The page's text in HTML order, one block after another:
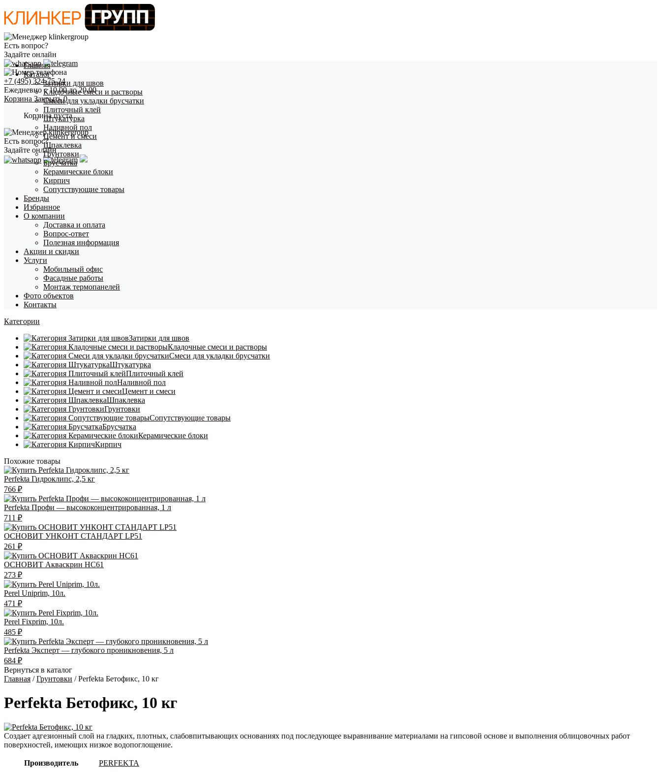
Есть вопрос?
Задайте онлайн
+7 (495) 324-75-24
Ежедневно с 10.00 до 20.00
Корзина Закрыть 0
Корзина пуста
Есть вопрос?
Задайте онлайн
Главная
Каталог
Затирки для швов
Кладочные смеси и растворы
Смеси для укладки брусчатки
Плиточный клей
Штукатурка
Наливной пол
Цемент и смеси
Шпаклевка
Грунтовки
Брусчатка
Керамические блоки
Кирпич
Сопутствующие товары
Бренды
Избранное
О компании
Доставка и оплата
Вопрос-ответ
Полезная информация
Акции и скидки
Услуги
Мобильный офис
Фасадные работы
Монтаж термопанелей
Фото объектов
Контакты
Категории
Затирки для швов
Кладочные смеси и растворы
Смеси для укладки брусчатки
Штукатурка
Плиточный клей
Наливной пол
Цемент и смеси
Шпаклевка
Грунтовки
Сопутствующие товары
Брусчатка
Керамические блоки
Кирпич
Похожие товары
Perfekta Гидроклипс, 2,5 кг
766 ₽
Perfekta Профи — высококонцентрированная, 1 л
711 ₽
ОСНОВИТ УНКОНТ СТАНДАРТ LP51
261 ₽
ОСНОВИТ Акваскрин НС61
273 ₽
Perel Uniprim, 10л.
471 ₽
Perel Fixprim, 10л.
485 ₽
Perfekta Эксперт — глубокого проникновения, 5 л
684 ₽
Вернуться в каталог
Главная /Грунтовки / Perfekta Бетофикс, 10 кг
Perfekta Бетофикс, 10 кг
Создает адгезионный слой на гладких, плотных, слабовпитывающих основаниях под последующее выравнивание материалами на гипсовой основе и выполнения облицовочных работ
поверхностей, имеющих низкое водопоглощение.
Производитель PERFEKTA